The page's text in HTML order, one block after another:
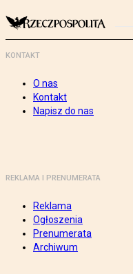
KONTAKT
O nas
Kontakt
Napisz do nas
REKLAMA I PRENUMERATA
Reklama
Ogłoszenia
Prenumerata
Archiwum